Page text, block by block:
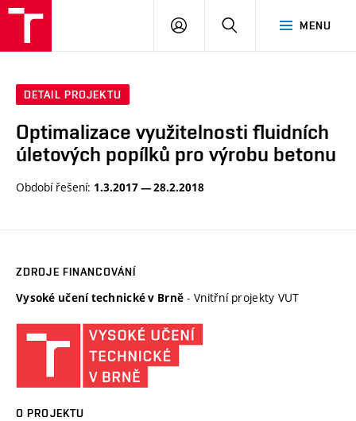
MENU
PŘIHLÁSIT
DETAIL PROJEKTU
Optimalizace využitelnosti fluidních
úletových popílků pro výrobu betonu
Období řešení: 1.3.2017 — 28.2.2018
ZDROJE FINANCOVÁNÍ
Vysoké učení technické v Brně - Vnitřní projekty VUT
O PROJEKTU